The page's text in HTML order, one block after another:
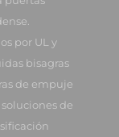
por UL y
bisagras
de empuje
de